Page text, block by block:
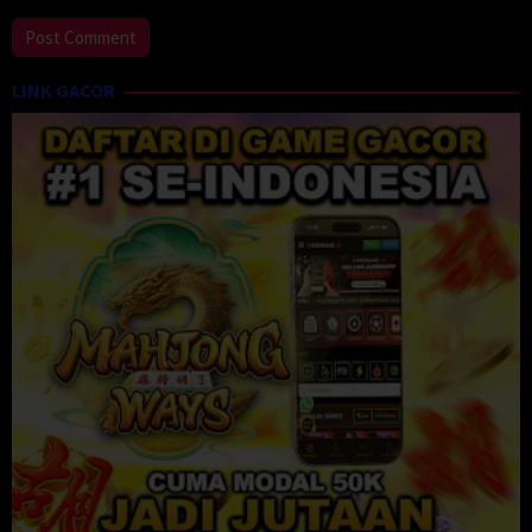
LINK GACOR